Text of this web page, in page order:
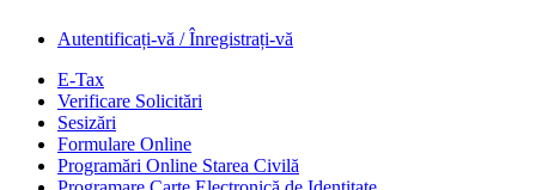
Autentificați-vă / Înregistrați-vă
E-Tax
Verificare Solicitări
Sesizări
Formulare Online
Programări Online Starea Civilă